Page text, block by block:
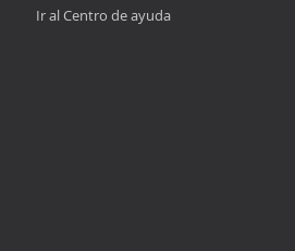
Ir al Centro de ayuda